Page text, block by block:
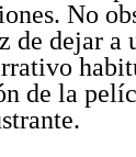
No
de dejar a
de la